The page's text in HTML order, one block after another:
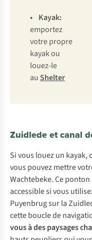
• Kayak:
emportez
votre propre
kayak ou
louez-le
auShelter
Zuidlede et canal
Si vous louez un kayak,
vous pouvez mettre
Wachtebeke. Ce ponton
accessible si vous
Puyenbrug sur la
cette boucle de
vous à des paysages